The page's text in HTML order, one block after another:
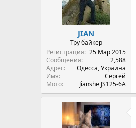
JIAN
Тру байкер
Регистрация
25 Мар 2015
Сообщения
2,588
Адрес
Одесса, Украина
Имя
Сергей
Мото
Jianshe JS125-6A